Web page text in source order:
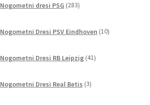
Nogometni dresi PSG 283izdelkov
Nogometni Dresi PSV Eindhoven 10izdelkov
Nogometni Dresi RB Leipzig 41izdelkov
Nogometni Dresi Real Betis 3izdelki